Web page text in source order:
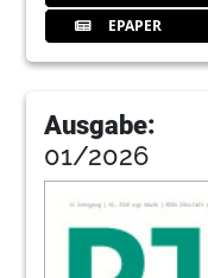
EPAPER
Ausgabe:
01/2026